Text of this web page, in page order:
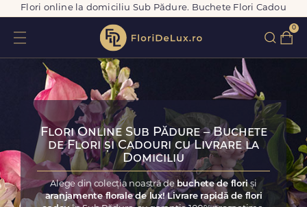
Flori online la domiciliu Sub Pădure. Buchete Flori Cadou
0
Flori Online Sub Pădure – Buchete
de Flori și Cadouri cu Livrare la
Domiciliu
Alege din colecția noastră de buchete de floriși
aranjamente florale de lux! Livrare rapidă de flori